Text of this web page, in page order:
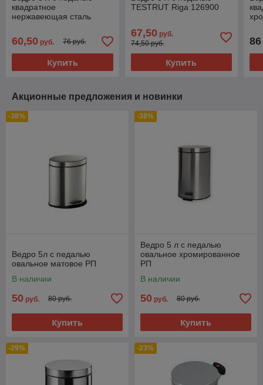
квадратное
нержавеющая сталь
60,50 руб. 76 руб.
Купить
TESTRUT Riga 126900
67,50 руб.
74,50 руб.
Купить
86
Акционные предложения и новинки
-38%
Ведро 5л с педалью
овальное матовое РП
В наличии
50 руб. 80 руб.
Купить
-38%
Ведро 5 л с педалью
овальное хромированное
РП
В наличии
50 руб. 80 руб.
Купить
-29% -23%